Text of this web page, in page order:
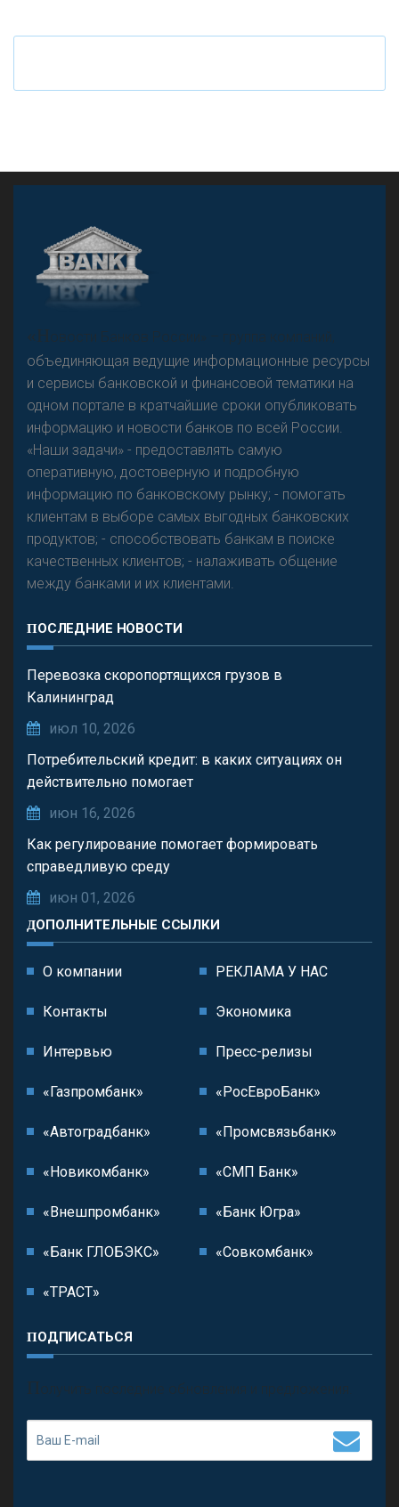
Что будет с наличными деньгами при цифровом
«Н
овости Банков России» – группа компаний,
объединяющая ведущие информационные ресурсы
и сервисы банковской и финансовой тематики на
одном портале в кратчайшие сроки опубликовать
информацию и новости банков по всей России.
«Наши задачи» - предоставлять самую
оперативную, достоверную и подробную
информацию по банковскому рынку; - помогать
клиентам в выборе самых выгодных банковских
продуктов; - способствовать банкам в поиске
качественных клиентов; - налаживать общение
между банками и их клиентами.
ПОСЛЕДНИЕ НОВОСТИ
Перевозка скоропортящихся грузов в
Калининград
июл 10, 2026
Потребительский кредит: в каких ситуациях он
действительно помогает
июн 16, 2026
Как регулирование помогает формировать
справедливую среду
июн 01, 2026
ДОПОЛНИТЕЛЬНЫЕ ССЫЛКИ
О компании РЕКЛАМА У НАС
Контакты Экономика
Интервью Пресс-релизы
«Газпромбанк» «РосЕвроБанк»
«Автоградбанк» «Промсвязьбанк»
«Новикомбанк» «СМП Банк»
«Внешпромбанк» «Банк Югра»
«Банк ГЛОБЭКС» «Совкомбанк»
«ТРАСТ»
ПОДПИСАТЬСЯ
П олучить последние обновления и предложения.